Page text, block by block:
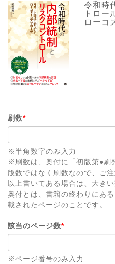
令和時
トロー
ローコ
刷数*
※半角数字のみ入力
※刷数は、奥付に「初版第●刷
版数ではなく刷数なので、ご
以上書いてある場合は、大き
奥付とは、書籍の終わりにあ
載されたページのことです。
該当のページ数*
※ページ番号のみ入力